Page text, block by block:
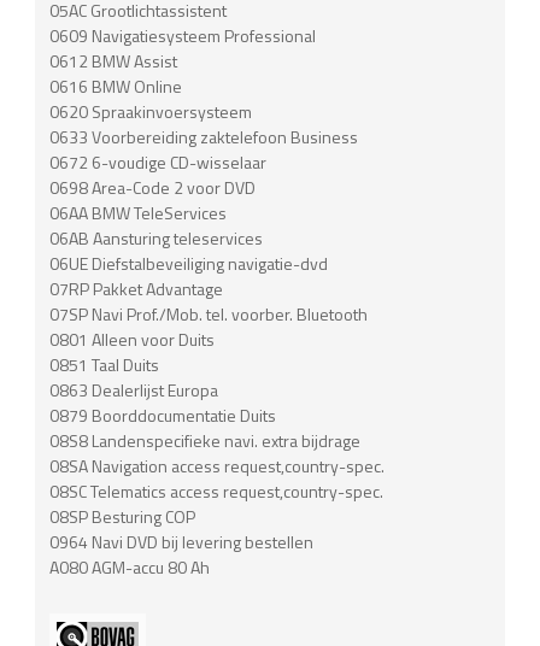
05AC Grootlichtassistent
0609 Navigatiesysteem Professional
0612 BMW Assist
0616 BMW Online
0620 Spraakinvoersysteem
0633 Voorbereiding zaktelefoon Business
0672 6-voudige CD-wisselaar
0698 Area-Code 2 voor DVD
06AA BMW TeleServices
06AB Aansturing teleservices
06UE Diefstalbeveiliging navigatie-dvd
07RP Pakket Advantage
07SP Navi Prof./Mob. tel. voorber. Bluetooth
0801 Alleen voor Duits
0851 Taal Duits
0863 Dealerlijst Europa
0879 Boorddocumentatie Duits
08S8 Landenspecifieke navi. extra bijdrage
08SA Navigation access request,country-spec.
08SC Telematics access request,country-spec.
08SP Besturing COP
0964 Navi DVD bij levering bestellen
A080 AGM-accu 80 Ah